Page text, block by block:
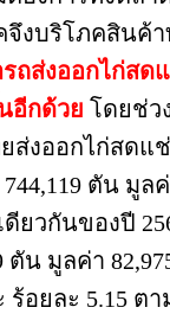
จึงบริโภคสินค้
ถส่งออกไก่สด
อีกด้วย โดยช่ว
ส่งออกไก่สดแ
ตัน มูล
ยวกันของปี
ตัน มูลค่า
ร้อยละ 5.15 ต